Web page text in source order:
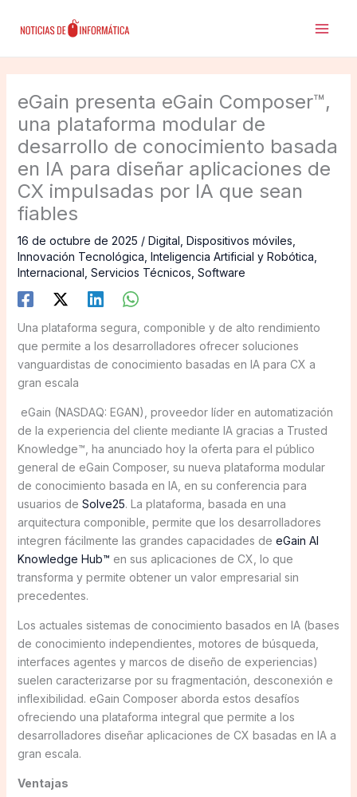
eGain presenta eGain Composer™,
una plataforma modular de
desarrollo de conocimiento basada
en IA para diseñar aplicaciones de
CX impulsadas por IA que sean
fiables
16 de octubre de 2025 / Digital Dispositivos móviles
Innovación Tecnológica Inteligencia Artificial y Robótica
Internacional Servicios Técnicos Software
Una plataforma segura, componible y de alto rendimiento
que permite a los desarrolladores ofrecer soluciones
vanguardistas de conocimiento basadas en IA para CX a
gran escala
eGain (NASDAQ: EGAN), proveedor líder en automatización
de la experiencia del cliente mediante IA gracias a Trusted
Knowledge™, ha anunciado hoy la oferta para el público
general de eGain Composer, su nueva plataforma modular
de conocimiento basada en IA, en su conferencia para
usuarios de Solve25. La plataforma, basada en una
arquitectura componible, permite que los desarrolladores
integren fácilmente las grandes capacidades de eGain AI
Knowledge Hub™ en sus aplicaciones de CX, lo que
transforma y permite obtener un valor empresarial sin
precedentes.
Los actuales sistemas de conocimiento basados en IA (bases
de conocimiento independientes, motores de búsqueda,
interfaces agentes y marcos de diseño de experiencias)
suelen caracterizarse por su fragmentación, desconexión e
inflexibilidad. eGain Composer aborda estos desafíos
ofreciendo una plataforma integral que permite a los
desarrolladores diseñar aplicaciones de CX basadas en IA a
gran escala.
Ventajas